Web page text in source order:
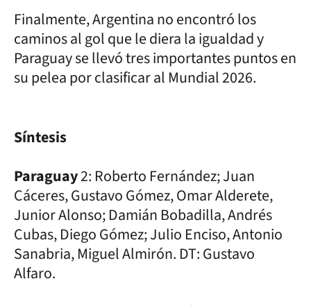
Finalmente, Argentina no encontró los
caminos al gol que le diera la igualdad y
Paraguay se llevó tres importantes puntos en
su pelea por clasificar al Mundial 2026.
Síntesis
Paraguay2: Roberto Fernández; Juan
Cáceres, Gustavo Gómez, Omar Alderete,
Junior Alonso; Damián Bobadilla, Andrés
Cubas, Diego Gómez; Julio Enciso, Antonio
Sanabria, Miguel Almirón. DT: Gustavo
Alfaro.